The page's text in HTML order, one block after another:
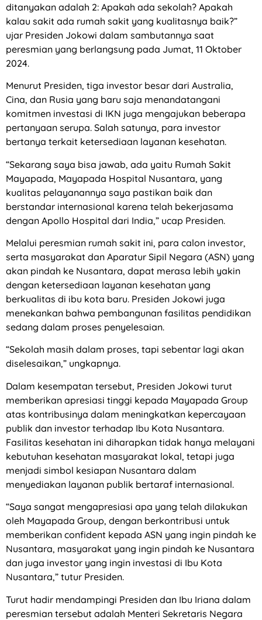
ditanyakan adalah 2: Apakah ada sekolah? Apakah
kalau sakit ada rumah sakit yang kualitasnya baik?”
ujar Presiden Jokowi dalam sambutannya saat
peresmian yang berlangsung pada Jumat, 11 Oktober
2024.
Menurut Presiden, tiga investor besar dari Australia,
Cina, dan Rusia yang baru saja menandatangani
komitmen investasi di IKN juga mengajukan beberapa
pertanyaan serupa. Salah satunya, para investor
bertanya terkait ketersediaan layanan kesehatan.
“Sekarang saya bisa jawab, ada yaitu Rumah Sakit
Mayapada, Mayapada Hospital Nusantara, yang
kualitas pelayanannya saya pastikan baik dan
berstandar internasional karena telah bekerjasama
dengan Apollo Hospital dari India,” ucap Presiden.
Melalui peresmian rumah sakit ini, para calon investor,
serta masyarakat dan Aparatur Sipil Negara (ASN) yang
akan pindah ke Nusantara, dapat merasa lebih yakin
dengan ketersediaan layanan kesehatan yang
berkualitas di ibu kota baru. Presiden Jokowi juga
menekankan bahwa pembangunan fasilitas pendidikan
sedang dalam proses penyelesaian.
“Sekolah masih dalam proses, tapi sebentar lagi akan
diselesaikan,” ungkapnya.
Dalam kesempatan tersebut, Presiden Jokowi turut
memberikan apresiasi tinggi kepada Mayapada Group
atas kontribusinya dalam meningkatkan kepercayaan
publik dan investor terhadap Ibu Kota Nusantara.
Fasilitas kesehatan ini diharapkan tidak hanya melayani
kebutuhan kesehatan masyarakat lokal, tetapi juga
menjadi simbol kesiapan Nusantara dalam
menyediakan layanan publik bertaraf internasional.
“Saya sangat mengapresiasi apa yang telah dilakukan
oleh Mayapada Group, dengan berkontribusi untuk
memberikan confident kepada ASN yang ingin pindah ke
Nusantara, masyarakat yang ingin pindah ke Nusantara
dan juga investor yang ingin investasi di Ibu Kota
Nusantara,” tutur Presiden.
Turut hadir mendampingi Presiden dan Ibu Iriana dalam
peresmian tersebut adalah Menteri Sekretaris Negara